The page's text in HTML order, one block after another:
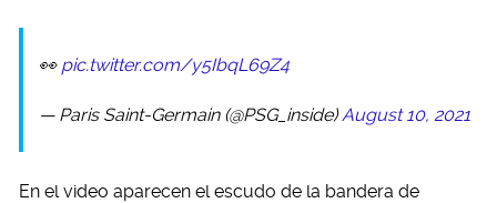
👀 pic.twitter.com/y5IbqL69Z4
— Paris Saint-Germain (@PSG_inside)August 10, 2021
En el video aparecen el escudo de la bandera de